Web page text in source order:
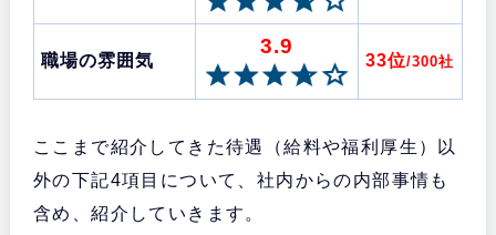
職場の雰囲気
3.9
33位/300社
ここまで紹介してきた待遇（給料や福利厚生）以
外の下記4項目について、社内からの内部事情も
含め、紹介していきます。